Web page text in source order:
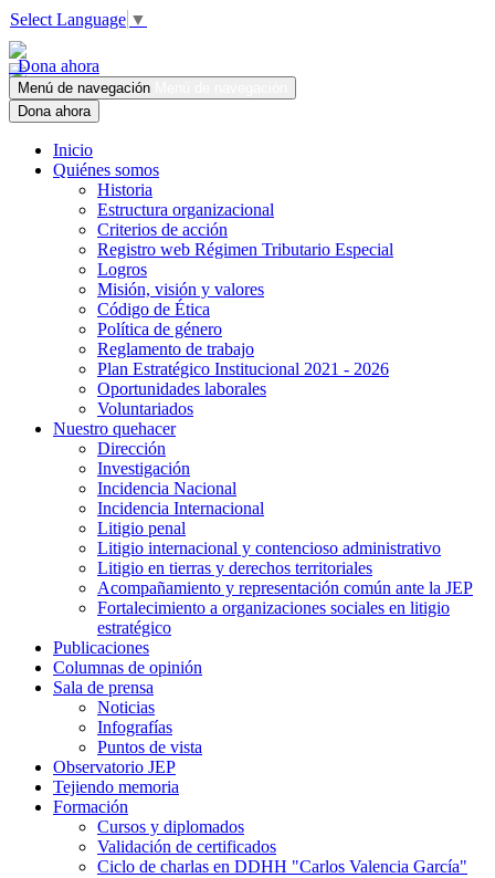
Select Language ▼
Dona ahora
Menú de navegación
Dona ahora
Inicio
Quiénes somos
Historia
Estructura organizacional
Criterios de acción
Registro web Régimen Tributario Especial
Logros
Misión, visión y valores
Código de Ética
Política de género
Reglamento de trabajo
Plan Estratégico Institucional 2021 - 2026
Oportunidades laborales
Voluntariados
Nuestro quehacer
Dirección
Investigación
Incidencia Nacional
Incidencia Internacional
Litigio penal
Litigio internacional y contencioso administrativo
Litigio en tierras y derechos territoriales
Acompañamiento y representación común ante la JEP
Fortalecimiento a organizaciones sociales en litigio
estratégico
Publicaciones
Columnas de opinión
Sala de prensa
Noticias
Infografías
Puntos de vista
Observatorio JEP
Tejiendo memoria
Formación
Cursos y diplomados
Validación de certificados
Ciclo de charlas en DDHH "Carlos Valencia García"